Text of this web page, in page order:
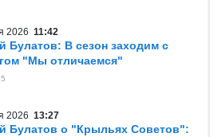
2026 11:42
Булатов: В сезон заходим с
"Мы отличаемся"
2026 13:27
Булатов о "Крыльях Советов":